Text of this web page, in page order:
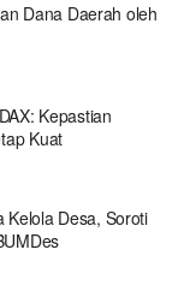
Dana Daerah oleh
Kepastian
Kuat
Kelola Desa, Soroti